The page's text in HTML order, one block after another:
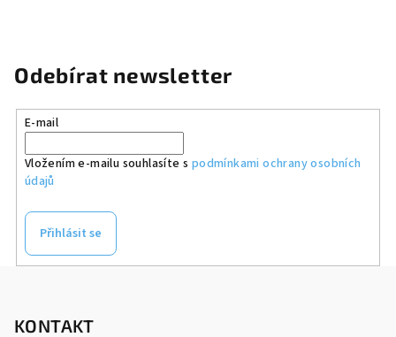
Odebírat newsletter
E-mail
Vložením e-mailu souhlasíte s podmínkami ochrany osobních
údajů
Přihlásit se
KONTAKT